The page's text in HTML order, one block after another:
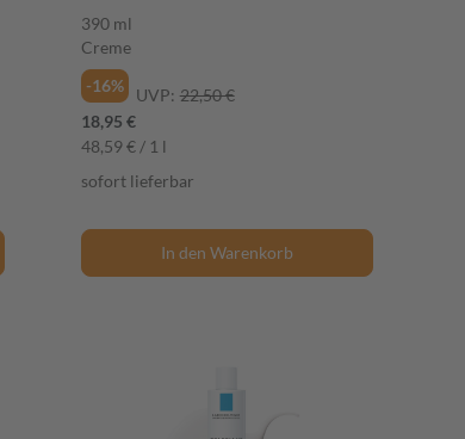
ml Creme
390 ml
Creme
-16%
UVP: 22,50 €
18,95 €
48,59 € / 1 l
sofort lieferbar
In den Warenkorb